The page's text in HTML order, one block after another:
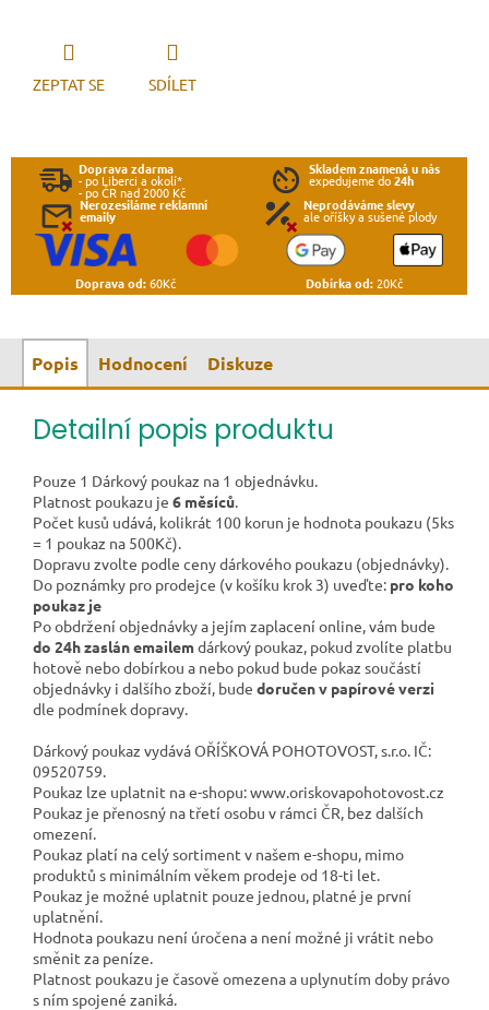
ZEPTAT SE SDÍLET
Doprava zdarma
- po Liberci a okolí*
- po ČR nad 2000 Kč
Skladem znamená u nás
expedujeme do24h
Nerozesíláme reklamní
emaily
Neprodáváme slevy
ale oříšky a sušené plody
Doprava od:60Kč Dobírka od:20Kč
Popis Hodnocení Diskuze
Detailní popis produktu
Pouze 1 Dárkový poukaz na 1 objednávku.
Platnost poukazu je 6 měsíců.
Počet kusů udává, kolikrát 100 korun je hodnota poukazu (5ks
= 1 poukaz na 500Kč).
Dopravu zvolte podle ceny dárkového poukazu (objednávky).
Do poznámky pro prodejce (v košíku krok 3) uveďte: pro koho
poukaz je
Po obdržení objednávky a jejím zaplacení online, vám bude
do 24h zaslán emailemdárkový poukaz, pokud zvolíte platbu
hotově nebo dobírkou a nebo pokud bude pokaz součástí
objednávky i dalšího zboží, bude doručen v papírové verzi
dle podmínek dopravy.
Dárkový poukaz vydává OŘÍŠKOVÁ POHOTOVOST, s.r.o. IČ:
09520759.
Poukaz lze uplatnit na e-shopu: www.oriskovapohotovost.cz
Poukaz je přenosný na třetí osobu v rámci ČR, bez dalších
omezení.
Poukaz platí na celý sortiment v našem e-shopu, mimo
produktů s minimálním věkem prodeje od 18-ti let.
Poukaz je možné uplatnit pouze jednou, platné je první
uplatnění.
Hodnota poukazu není úročena a není možné ji vrátit nebo
směnit za peníze.
Platnost poukazu je časově omezena a uplynutím doby právo
s ním spojené zaniká.